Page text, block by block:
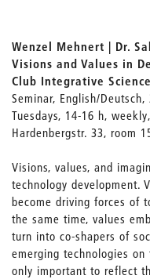
Wenzel Mehnert | Dr.
Visions and Values in
Club Integrative
Seminar, English/Deutsch,
Tuesdays, 14-16 h,
Hardenbergstr. 33, room
Visions, values, and
technology development.
become driving forces of
the same time, values
turn into co-shapers of
emerging technologies
only important to reflect